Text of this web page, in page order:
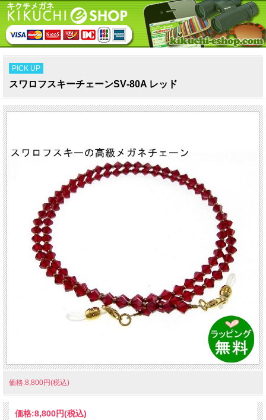
PICK UP
スワロフスキーチェーンSV‐80A レッド
価格:8,800円(税込)
価格:8,800円(税込)